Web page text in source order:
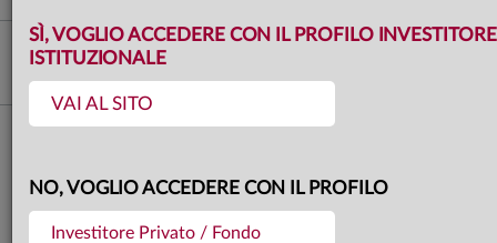
SÌ, VOGLIO ACCEDERE CON IL PROFILO INVESTITORE
ISTITUZIONALE
VAI AL SITO
NO, VOGLIO ACCEDERE CON IL PROFILO
Investitore Privato / Fondo
LA VIEW DI ANIMA